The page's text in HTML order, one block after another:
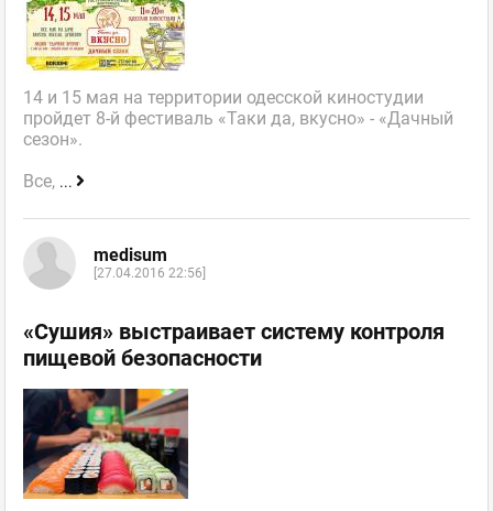
14 и 15 мая на территории одесской киностудии
пройдет 8-й фестиваль «Таки да, вкусно» - «Дачный
сезон».
Все, ...
medisum
[27.04.2016 22:56]
«Сушия» выстраивает систему контроля
пищевой безопасности